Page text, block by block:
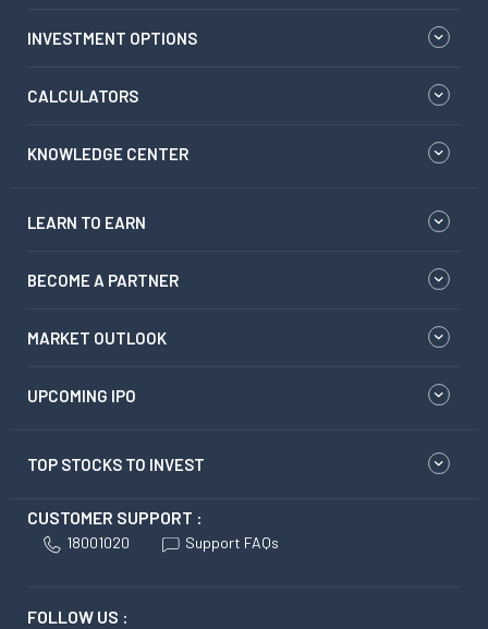
INVESTMENT OPTIONS
CALCULATORS
KNOWLEDGE CENTER
LEARN TO EARN
BECOME A PARTNER
MARKET OUTLOOK
UPCOMING IPO
TOP STOCKS TO INVEST
CUSTOMER SUPPORT :
18001020 Support FAQs
FOLLOW US :